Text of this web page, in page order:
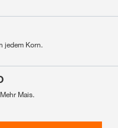
jedem Korn.
Mais.